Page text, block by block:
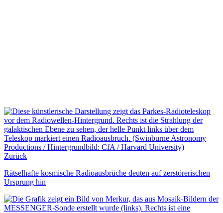
Zurück
Rätselhafte kosmische Radioausbrüche deuten auf zerstörerischen
Ursprung hin